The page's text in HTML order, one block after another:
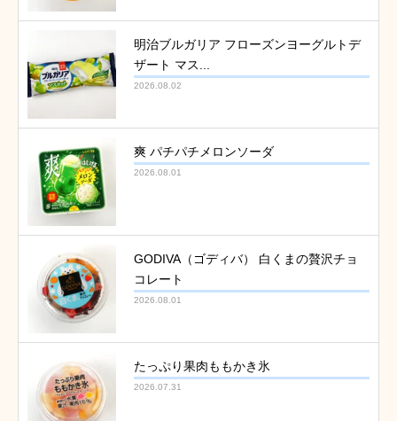
明治ブルガリア フローズンヨーグルトデ
ザート マス...
2026.08.02
爽 パチパチメロンソーダ
2026.08.01
GODIVA（ゴディバ） 白くまの贅沢チョ
コレート
2026.08.01
たっぷり果肉ももかき氷
2026.07.31